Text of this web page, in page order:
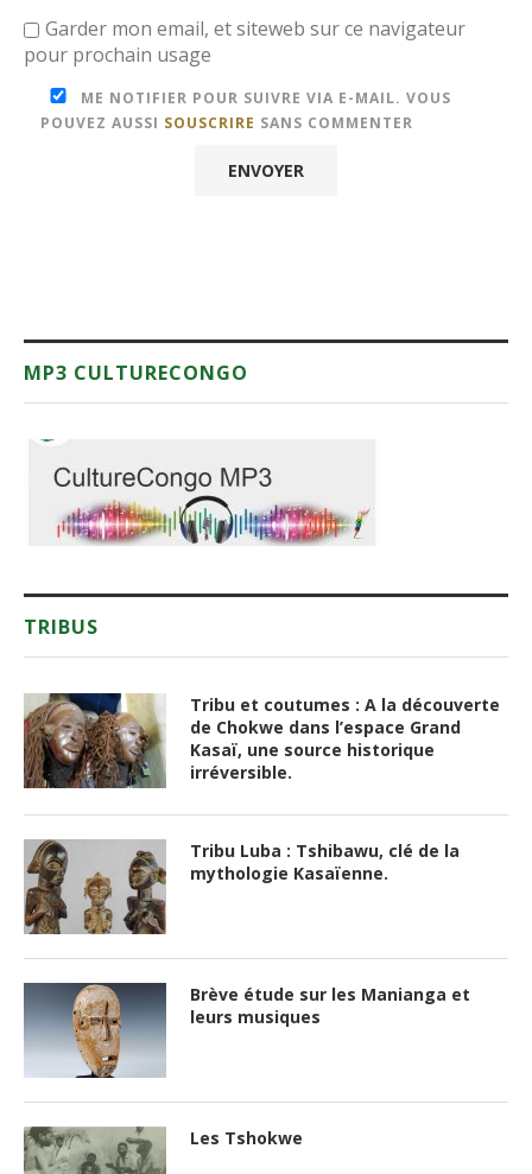
Garder mon email, et siteweb sur ce navigateur
pour prochain usage
ME NOTIFIER POUR SUIVRE VIA E-MAIL. VOUS
POUVEZ AUSSI SOUSCRIRE SANS COMMENTER
MP3 CULTURECONGO
TRIBUS
Tribu et coutumes : A la découverte
de Chokwe dans l’espace Grand
Kasaï, une source historique
irréversible.
Tribu Luba : Tshibawu, clé de la
mythologie Kasaïenne.
Brève étude sur les Manianga et
leurs musiques
Les Tshokwe